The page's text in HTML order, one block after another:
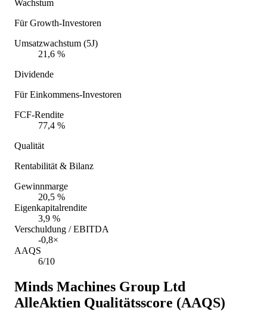
Wachstum
Für Growth-Investoren
Umsatzwachstum (5J)
21,6 %
Dividende
Für Einkommens-Investoren
FCF-Rendite
77,4 %
Qualität
Rentabilität & Bilanz
Gewinnmarge
20,5 %
Eigenkapitalrendite
3,9 %
Verschuldung / EBITDA
-0,8×
AAQS
6/10
Minds Machines Group Ltd
AlleAktien Qualitätsscore (AAQS)